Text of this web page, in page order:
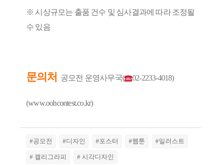
※ 시상규모는 출품 건수 및 심사결과에 따라 조정될
수 있음
문의처 공모전 운영사무국( 02-2233-4018)
(www.oohcontest.co.kr)
#공모전 #디자인 #포스터 #웹툰 #일러스트
# 캘리그라피 # 시각디자인